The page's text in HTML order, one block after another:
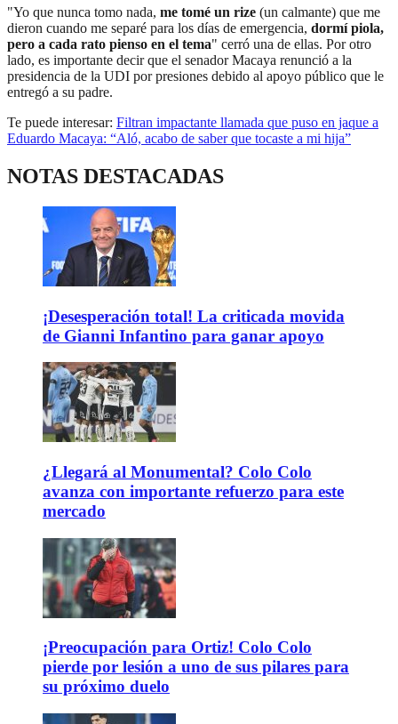
"Yo que nunca tomo nada, me tomé un rize (un calmante) que me
dieron cuando me separé para los días de emergencia, dormí piola,
pero a cada rato pienso en el tema" cerró una de ellas. Por otro
lado, es importante decir que el senador Macaya renunció a la
presidencia de la UDI por presiones debido al apoyo público que le
entregó a su padre.
Te puede interesar: Filtran impactante llamada que puso en jaque a
Eduardo Macaya: “Aló, acabo de saber que tocaste a mi hija”
NOTAS DESTACADAS
¡Desesperación total! La criticada movida
de Gianni Infantino para ganar apoyo
¿Llegará al Monumental? Colo Colo
avanza con importante refuerzo para este
mercado
¡Preocupación para Ortiz! Colo Colo
pierde por lesión a uno de sus pilares para
su próximo duelo